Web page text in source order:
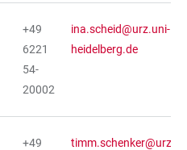
+49
6221
54-
20002
ina.scheid@urz.uni-
heidelberg.de
+49